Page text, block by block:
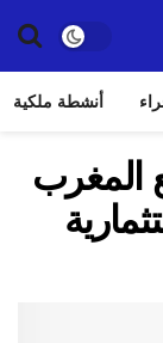
أنشطة ملكية
المغرب